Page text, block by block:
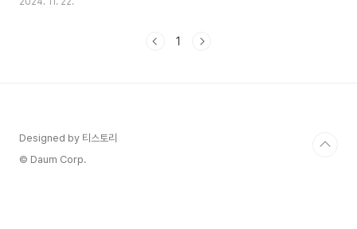
테스트)를 통해 바로 확인해 보세요. HSP 테스트 바로가기 > 초민감자,
1
Designed by 티스토리
© Daum Corp.